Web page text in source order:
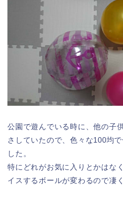
公園で遊んでいる時に、他の子
さしていたので、色々な100均
した。
特にどれがお気に入りとかはな
イスするボールが変わるので凄